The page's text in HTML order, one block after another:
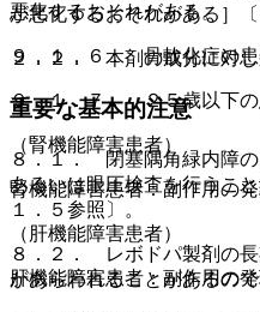
悪化するおそれがある。
９．１．６． 骨軟化症の
９．１．７． ２５歳以下の
（腎機能障害患者）
腎機能障害患者：副作用の
（肝機能障害患者）
肝機能障害患者：副作用の
が悪化するおそれがある］
２．２． 本剤の成分に対し
重要な基本的注意
８．１． 閉塞隅角緑内障
あるいは眼圧検査を行うこ
１．５参照〕。
８．２． レボドパ製剤の
があらわれることがあるの